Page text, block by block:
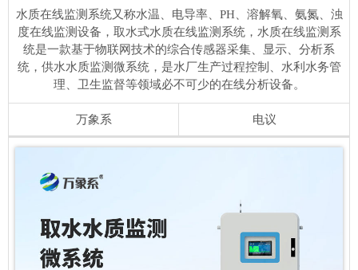
水质在线监测系统又称水温、电导率、PH、溶解氧、氨氮、浊
度在线监测设备，取水式水质在线监测系统，水质在线监测系
统是一款基于物联网技术的综合传感器采集、显示、分析系
统，供水水质监测微系统，是水厂生产过程控制、水利水务管
理、卫生监督等领域必不可少的在线分析设备。
万象系 电议